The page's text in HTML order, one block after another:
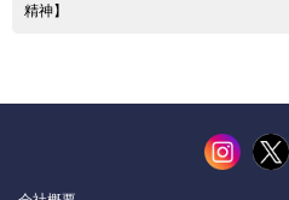
精神】